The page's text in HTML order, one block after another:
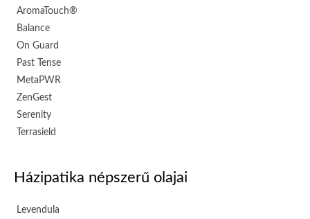
AromaTouch®
Balance
On Guard
Past Tense
MetaPWR
ZenGest
Serenity
Terrasield
Házipatika népszerű olajai
Levendula